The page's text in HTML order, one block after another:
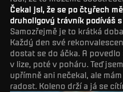
Čekal jsi, že se po čtyřech
druholigový trávník podíváš
Samozřejmě je to krátká
Každý den své
dostat se do áčka. A povedlo
v lize, poté v poháru. Teď
upřímně ani nečekal, ale
radost. Koleno drží a já se